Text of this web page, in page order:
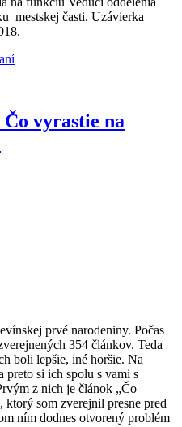
mestskej časti. Uzávierka
„Chcete
úrade?“vyrastie na
prvé narodeniny. Počas
354 článkov. Teda
boli lepšie, iné horšie. Na
preto si ich spolu s vami s
z nich je článok „Čo
ktorý som zverejnil presne pred
ním dodnes otvorený problém